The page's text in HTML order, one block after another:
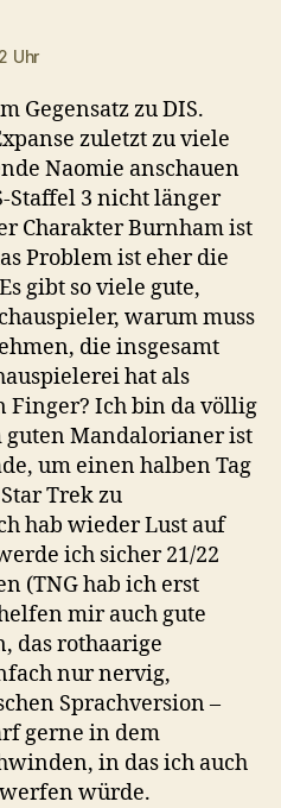
Uhr
Gegensatz zu DIS.
zuletzt zu viele
Naomie anschauen
Staffel 3 nicht länger
Charakter Burnham ist
Problem ist eher die
gibt so viele gute,
warum muss
die insgesamt
hat als
Finger? Ich bin da völlig
guten Mandalorianer ist
um einen halben Tag
Trek zu
hab wieder Lust auf
ich sicher 21/22
(TNG hab ich erst
mir auch gute
das rothaarige
nur nervig,
Sprachversion –
gerne in dem
in das ich auch
werfen würde.